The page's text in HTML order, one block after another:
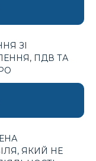
ЗІ
ПДВ ТА
ЯКИЙ НЕ